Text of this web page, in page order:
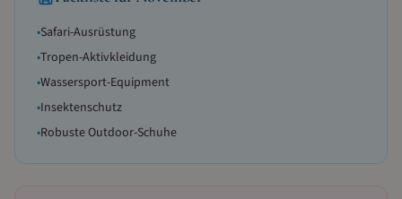
•Safari-Ausrüstung
•Tropen-Aktivkleidung
•Wassersport-Equipment
•Insektenschutz
•Robuste Outdoor-Schuhe